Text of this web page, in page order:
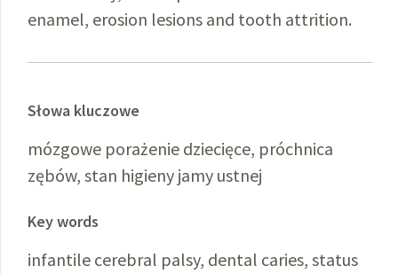
enamel, erosion lesions and tooth attrition.
Słowa kluczowe
mózgowe porażenie dziecięce, próchnica
zębów, stan higieny jamy ustnej
Key words
infantile cerebral palsy, dental caries, status